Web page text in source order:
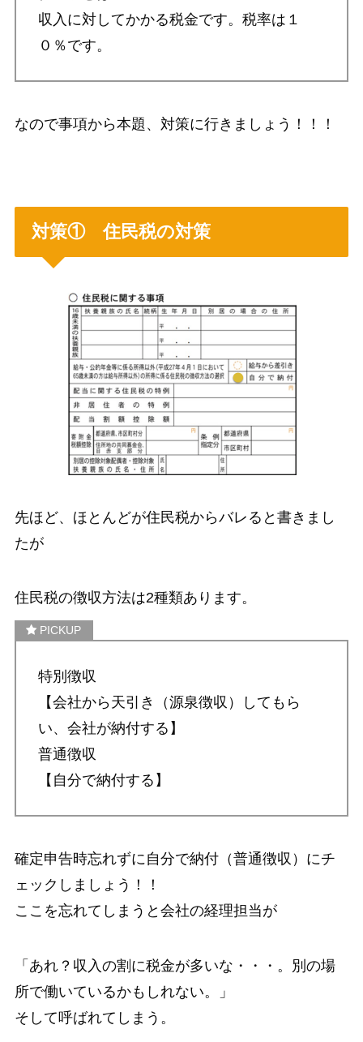
収入に対してかかる税金です。 税率は１
０％です。
なので事項から本題、対策に行きましょう！！！
対策① 住民税の対策
先ほど、ほとんどが住民税からバレると書きまし
たが
住民税の徴収方法は2種類あります。
特別徴収
【会社から天引き（源泉徴収）してもら
い、会社が納付する】
普通徴収
【自分で納付する】
確定申告時忘れずに自分で納付（普通徴収）にチ
ェックしましょう！！
ここを忘れてしまうと会社の経理担当が
「あれ？収入の割に税金が多いな・・・。別の場
所で働いているかもしれない。」
そして呼ばれてしまう。